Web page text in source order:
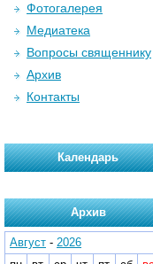
Фотогалерея
Медиатека
Вопросы священнику
Архив
Контакты
Календарь
Архив
Август - 2026